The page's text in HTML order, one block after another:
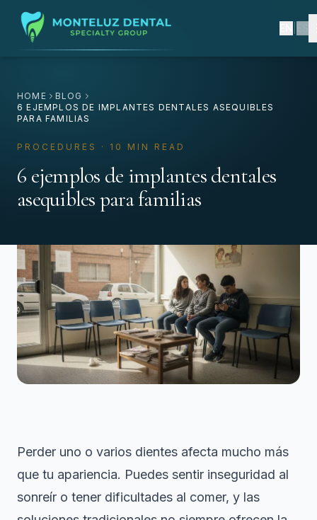
HOME
BLOG
6 EJEMPLOS DE IMPLANTES DENTALES ASEQUIBLES
PARA FAMILIAS
PROCEDURES · 10 MIN READ
6 ejemplos de implantes dentales
asequibles para familias
Perder uno o varios dientes afecta mucho más
que tu apariencia. Puedes sentir inseguridad al
sonreír o tener dificultades al comer, y las